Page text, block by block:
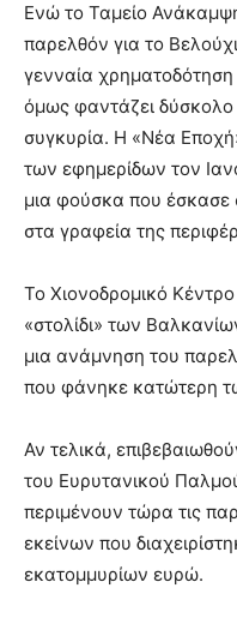
Ενώ το Ταμείο
παρελθόν για το
γενναία
όμως φαντάζει
συγκυρία. Η «Νέα
των εφημερίδων τον
μια φούσκα που έσκασε
στα γραφεία της
Το Χιονοδρομικό
«στολίδι» των
μια ανάμνηση του
που φάνηκε κατώτερη
Αν τελικά,
του Ευρυτανικού
περιμένουν τώρα τις
εκείνων που
εκατομμυρίων ευρώ.